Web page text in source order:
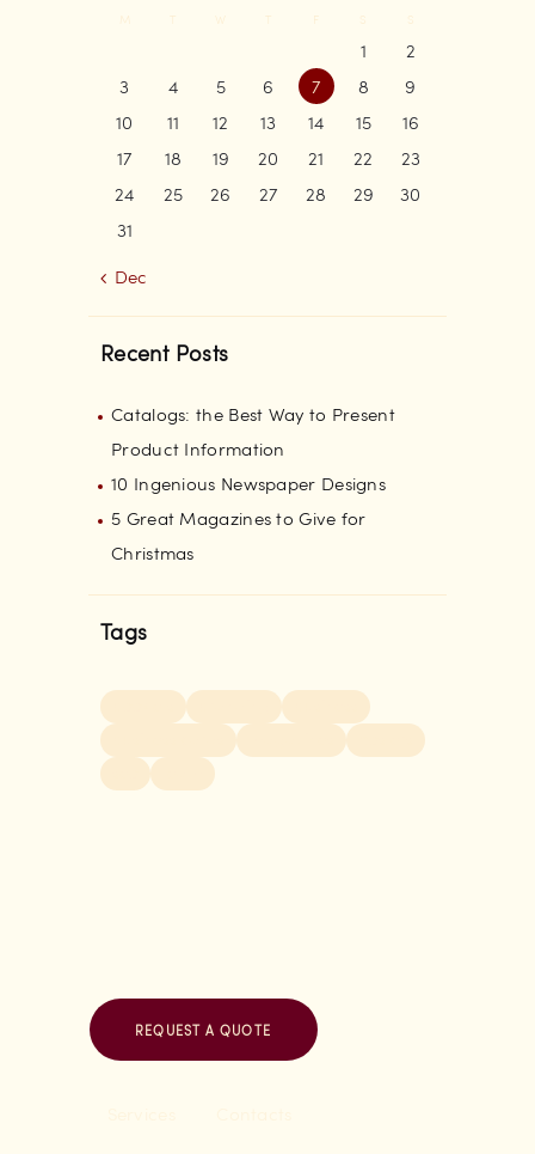
M T W T F
1
2
3
4 5 6 7 8
9
10
11 12 13 14 15
16
17
18 19 20 21 22
23
24
25 26 27 28 29
30
31
« Dec
Recent Posts
Catalogs: the Best Way to Present
Product Information
10 Ingenious Newspaper Designs
5 Great Magazines to Give for
Christmas
Tags
REQUEST A QUOTE